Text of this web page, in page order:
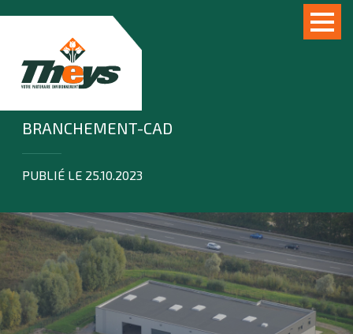
BRANCHEMENT-CAD
PUBLIÉ LE 25.10.2023